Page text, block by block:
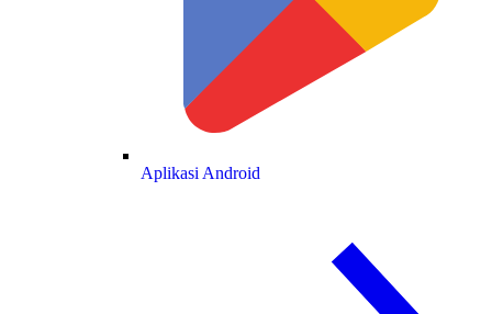
Aplikasi Android